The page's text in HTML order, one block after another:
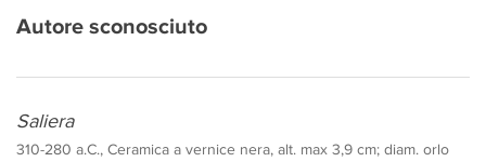
Autore sconosciuto
Saliera
310-280 a.C., Ceramica a vernice nera, alt. max 3,9 cm; diam. orlo